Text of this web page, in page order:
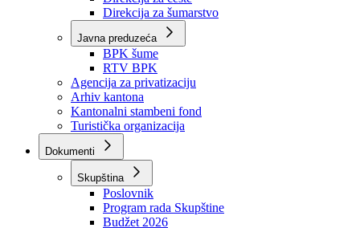
Direkcije
Direkcija za robne rezerve
Direkcija za ceste
Direkcija za šumarstvo
Javna preduzeća
BPK šume
RTV BPK
Agencija za privatizaciju
Arhiv kantona
Kantonalni stambeni fond
Turistička organizacija
Dokumenti
Skupština